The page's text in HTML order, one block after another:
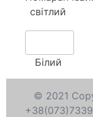
світлий
Білий
© 2021